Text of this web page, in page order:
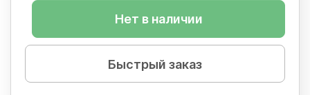
Нет в наличии
Быстрый заказ